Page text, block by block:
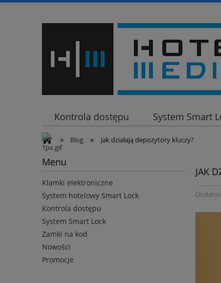
Kontrola dostępu System Smart
Klamki elektroniczne
» Blog » Jak działają depozytory kluczy?
Menu
Klamki elektroniczne
System hotelowy Smart Lock
Kontrola dostępu
System Smart Lock
Zamki na kod
Nowości
Promocje
JAK
Dodano: